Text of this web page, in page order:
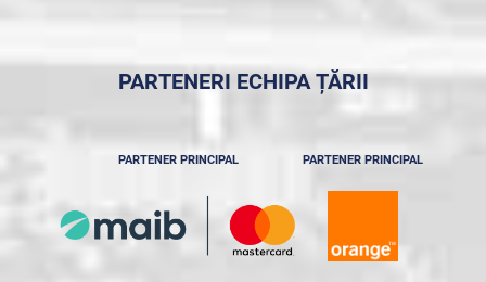
PARTENERI ECHIPA ȚĂRII
PARTENER PRINCIPAL PARTENER PRINCIPAL